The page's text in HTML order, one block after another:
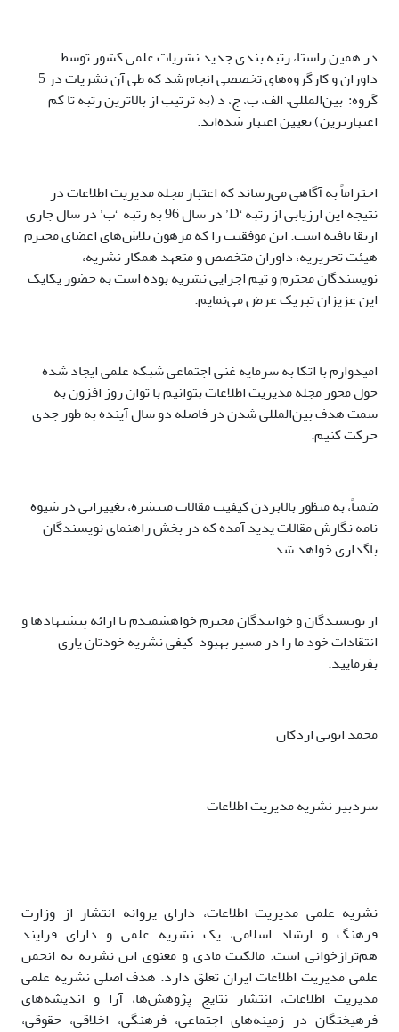
در همین راستا، رتبه بندی جدید نشریات علمی کشور توسط
داوران و کارگروه‌های تخصصی انجام شد که طی آن نشریات در 5
گروه: بین‌المللی، الف، ب، ج، د (به ترتیب از بالاترین رتبه تا کم
اعتبارترین) تعیین اعتبار شده‌اند.
احتراماً به آگاهی می‌رساند که اعتبار مجله مدیریت اطلاعات در
نتیجه این ارزیابی از رتبه ‘D’ در سال 96 به رتبه ‘ب’ در سال جاری
ارتقا یافته است. این موفقیت را که مرهون تلاش‌های اعضای محترم
هیئت تحریریه، داوران متخصص و متعهد همکار نشریه،
نویسندگان محترم و تیم اجرایی نشریه بوده است به حضور یکایک
این عزیزان تبریک عرض می‌نمایم.
امیدوارم با اتکا به سرمایه غنی اجتماعی شبکه علمی ایجاد شده
حول محور مجله مدیریت اطلاعات بتوانیم با توان روز افزون به
سمت هدف بین‌المللی شدن در فاصله دو سال آینده به طور جدی
حرکت کنیم.
ضمناً، به منظور بالابردن کیفیت مقالات منتشره، تغییراتی در شیوه
نامه نگارش مقالات پدید آمده که در بخش راهنمای نویسندگان
باگذاری خواهد شد.
از نویسندگان و خوانندگان محترم خواهشمندم با ارائه پیشنهادها و
انتقادات خود ما را در مسیر بهبود کیفی نشریه خودتان یاری
بفرمایید.
محمد ابویی اردکان
سردبیر نشریه مدیریت اطلاعات
نشریه علمی مدیریت اطلاعات، دارای پروانه انتشار از وزارت
فرهنگ و ارشاد اسلامی، یک نشریه علمی و دارای فرایند
هم‌تراز‌خوانی است. مالکیت مادی و معنوی این نشریه به انجمن
علمی مدیریت اطلاعات ایران تعلق دارد. هدف اصلی نشریه علمی
مدیریت اطلاعات، انتشار نتایج پژوهش‌ها، آرا و اندیشه‌های
فرهیختگان در زمینه‌های اجتماعی، فرهنگی، اخلاقی، حقوقی،